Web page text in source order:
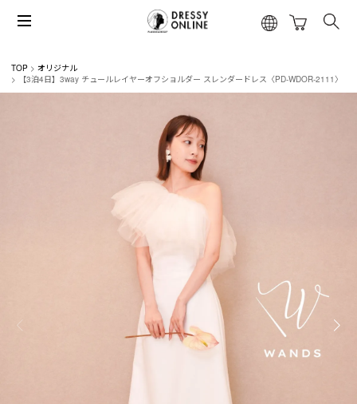
TOP
オリジナル
【3泊4日】3way チュールレイヤーオフショルダー スレンダードレス〈PD-WDOR-2111〉